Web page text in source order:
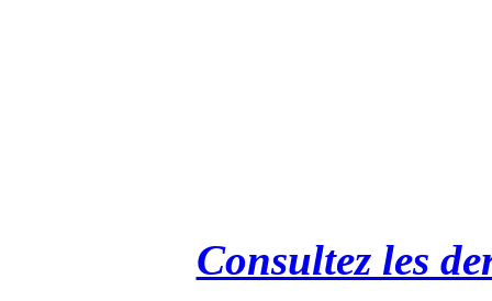
Consultez les